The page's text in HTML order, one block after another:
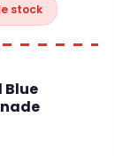
stock
Blue